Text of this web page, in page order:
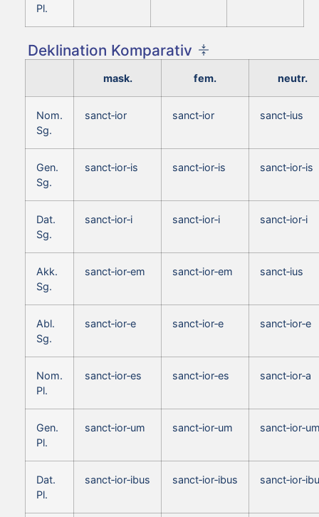
Pl.
Deklination Komparativ
mask. fem. neutr.
Nom.
Sg.
sanct‑ior sanct‑ior sanct‑ius
Gen.
Sg.
sanct‑ior‑is sanct‑ior‑is sanct‑ior‑is
Dat.
Sg.
sanct‑ior‑i sanct‑ior‑i sanct‑ior‑i
Akk.
Sg.
sanct‑ior‑em sanct‑ior‑em sanct‑ius
Abl.
Sg.
sanct‑ior‑e sanct‑ior‑e sanct‑ior‑e
Nom.
Pl.
sanct‑ior‑es sanct‑ior‑es sanct‑ior‑a
Gen.
Pl.
sanct‑ior‑um sanct‑ior‑um
Dat.
Pl.
sanct‑ior‑ibus sanct‑ior‑ibus